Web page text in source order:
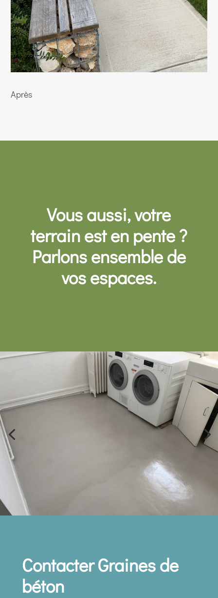
Après
Vous aussi, votre
terrain est en pente ?
Parlons ensemble de
vos espaces.
Contacter Graines de
béton